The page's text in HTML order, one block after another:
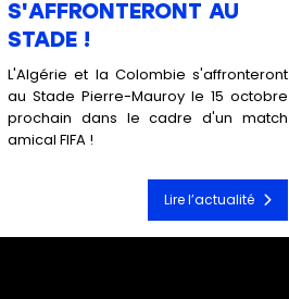
S'AFFRONTERONT AU
STADE !
L'Algérie et la Colombie s'affronteront
au Stade Pierre-Mauroy le 15 octobre
prochain dans le cadre d'un match
amical FIFA !
Lire l’actualité